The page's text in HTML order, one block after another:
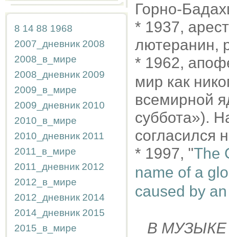
8 14 88 1968
2007_дневник 2008
2008_в_мире
2008_дневник 2009
2009_в_мире
2009_дневник 2010
2010_в_мире
2010_дневник 2011
2011_в_мире
2011_дневник 2012
2012_в_мире
2012_дневник 2014
2014_дневник 2015
2015_в_мире
Горно-
* 1937,
лютеранин,
* 1962,
мир как
всемирной
суббота»).
согласился
* 1997, "The
name of a
caused by
В МУЗЫКЕ